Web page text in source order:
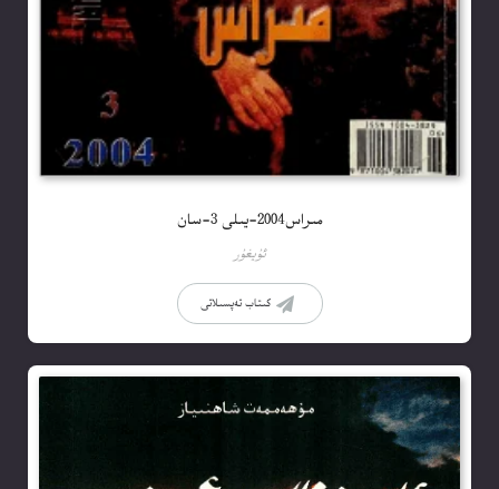
مىراس2004-يىلى 3-سان
ئۇيغۇر
كىتاب تەپسىلاتى